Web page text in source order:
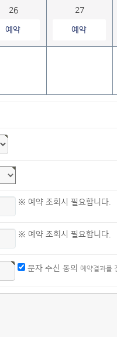
26
예약
27
예약
※ 예약 조회시 필요합니다.
※ 예약 조회시 필요합니다.
문자 수신 동의예약결과를